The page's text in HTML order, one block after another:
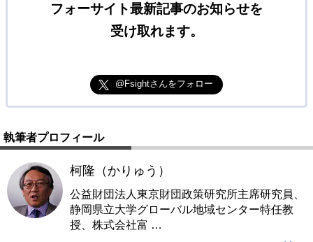
フォーサイト最新記事のお知らせを
受け取れます。
@Fsightさんをフォロー
執筆者プロフィール
柯隆（かりゅう）
公益財団法人東京財団政策研究所主席研究員、
静岡県立大学グローバル地域センター特任教
授、株式会社富 …